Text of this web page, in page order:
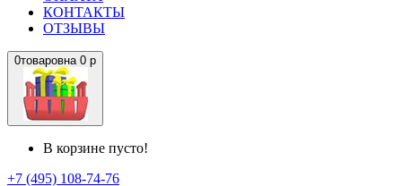
КОНТАКТЫ
ОТЗЫВЫ
0товаровна 0 р
В корзине пусто!
+7 (495) 108-74-76